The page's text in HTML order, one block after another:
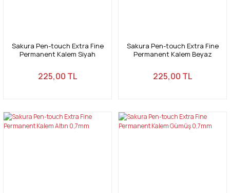
Sakura Pen-touch Extra Fine
Permanent Kalem Siyah
225,00 TL
Sakura Pen-touch Extra Fine
Permanent Kalem Beyaz
225,00 TL